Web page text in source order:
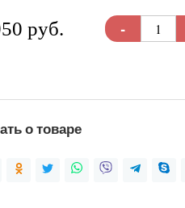
руб. -
о товаре